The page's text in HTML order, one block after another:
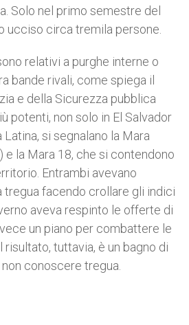
Solo nel primo semestre del
ucciso circa tremila persone.
relativi a purghe interne o
bande rivali, come spiega il
e della Sicurezza pubblica
potenti, non solo in El Salvador
Latina, si segnalano la Mara
e la Mara 18, che si contendono
Entrambi avevano
tregua facendo crollare gli indici
aveva respinto le offerte di
un piano per combattere le
risultato, tuttavia, è un bagno di
conoscere tregua.